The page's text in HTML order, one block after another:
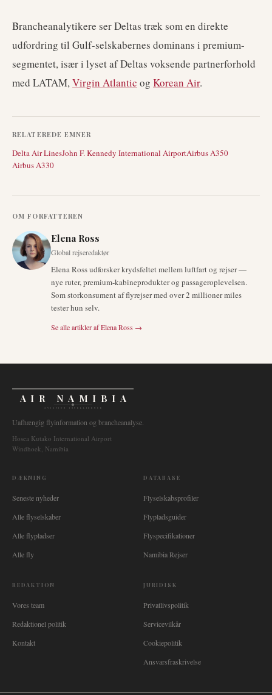
Brancheanalytikere ser Deltas træk som en direkte
udfordring til Gulf-selskabernes dominans i premium-
segmentet, især i lyset af Deltas voksende partnerforhold
med LATAM,Virgin Atlantic og Korean Air.
RELATEREDE EMNER
Delta Air LinesJohn F. Kennedy International AirportAirbus A350
Airbus A330
OM FORFATTEREN
Elena Ross
Global rejseredaktør
Elena Ross udforsker krydsfeltet mellem luftfart og rejser —
nye ruter, premium-kabineprodukter og passageroplevelsen.
Som storkonsument af flyrejser med over 2 millioner miles
tester hun selv.
Se alle artikler afElena Ross →
AIR NAMIBIA
AVIATION INTELLIGENCE
Uafhængig flyinformation og brancheanalyse.
Hosea Kutako International Airport
Windhoek, Namibia
DÆKNING
Seneste nyheder
Alle flyselskaber
Alle flypladser
Alle fly
DATABASE
Flyselskabsprofiler
Flypladsguider
Flyspecifikationer
Namibia Rejser
REDAKTION
Vores team
Redaktionel politik
Kontakt
JURIDISK
Privatlivspolitik
Servicevilkår
Cookiepolitik
Ansvarsfraskrivelse